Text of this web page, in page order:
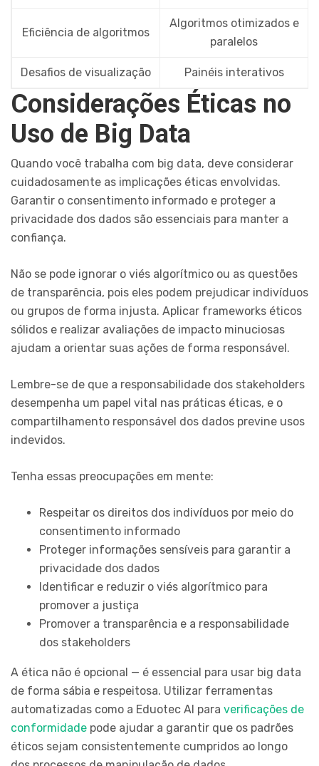
Eficiência de algoritmos
Algoritmos otimizados e
paralelos
Desafios de visualização Painéis interativos
Considerações Éticas no
Uso de Big Data
Quando você trabalha com big data, deve considerar
cuidadosamente as implicações éticas envolvidas.
Garantir o consentimento informado e proteger a
privacidade dos dados são essenciais para manter a
confiança.
Não se pode ignorar o viés algorítmico ou as questões
de transparência, pois eles podem prejudicar indivíduos
ou grupos de forma injusta. Aplicar frameworks éticos
sólidos e realizar avaliações de impacto minuciosas
ajudam a orientar suas ações de forma responsável.
Lembre-se de que a responsabilidade dos stakeholders
desempenha um papel vital nas práticas éticas, e o
compartilhamento responsável dos dados previne usos
indevidos.
Tenha essas preocupações em mente:
Respeitar os direitos dos indivíduos por meio do
consentimento informado
Proteger informações sensíveis para garantir a
privacidade dos dados
Identificar e reduzir o viés algorítmico para
promover a justiça
Promover a transparência e a responsabilidade
dos stakeholders
A ética não é opcional — é essencial para usar big data
de forma sábia e respeitosa. Utilizar ferramentas
automatizadas como a Eduotec AI para verificações de
conformidade pode ajudar a garantir que os padrões
éticos sejam consistentemente cumpridos ao longo